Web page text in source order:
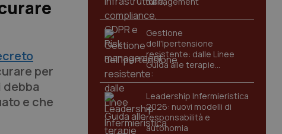
per
e che
Gestione
dell'Ipertensione
resistente: dalle Linee
Guida alle terapie
innovative
Leadership Infermieristica
2026: nuovi modelli di
responsabilità e
autonomia